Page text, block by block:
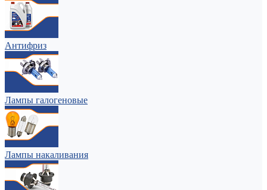
Антифриз
Лампы галогеновые
Лампы накаливания